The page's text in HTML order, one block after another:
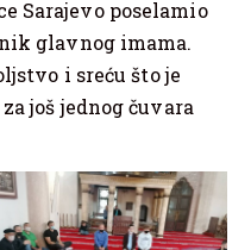
Sarajevo poselamio
glavnog imama.
i sreću što je
još jednog čuvara